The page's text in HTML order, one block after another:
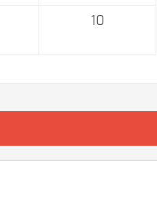
10